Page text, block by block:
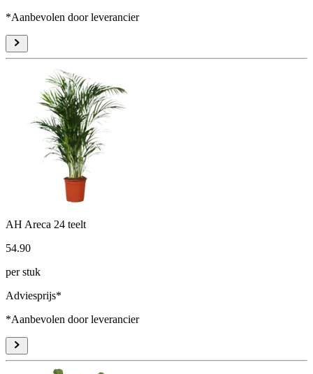
*Aanbevolen door leverancier
AH Areca 24 teelt
54.90
per stuk
Adviesprijs*
*Aanbevolen door leverancier